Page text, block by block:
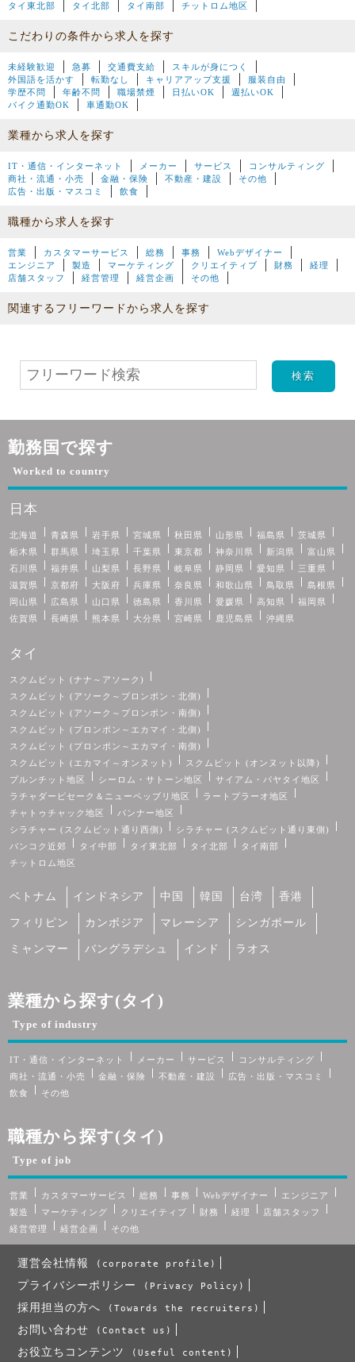
タイ東北部
タイ北部 タイ南部 チットロム地区
こだわりの条件から求人を探す
未経験歓迎 急募 交通費支給
スキルが身につく
外国語を活かす
転勤なし キャリアアップ支援
服装自由
学歴不問
年齢不問 職場禁煙 日払いOK
週払いOK
バイク通勤OK
車通勤OK
業種から求人を探す
IT・通信・インターネット メーカー サービス
コンサルティング
商社・流通・小売
金融・保険 不動産・建設
その他
広告・出版・マスコミ
飲食
職種から求人を探す
営業 カスタマーサービス 総務 事務
Webデザイナー
エンジニア
製造 マーケティング クリエイティブ 財務
経理
店舗スタッフ
経営管理 経営企画 その他
関連するフリーワードから求人を探す
勤務国で探す
Worked to country
日本
北海道 青森県 岩手県 宮城県 秋田県 山形県 福島県
茨城県
栃木県
群馬県 埼玉県 千葉県 東京都 神奈川県 新潟県
富山県
石川県
福井県 山梨県 長野県 岐阜県 静岡県 愛知県
三重県
滋賀県
京都府 大阪府 兵庫県 奈良県 和歌山県 鳥取県
島根県
岡山県
広島県 山口県 徳島県 香川県 愛媛県 高知県
福岡県
佐賀県
長崎県 熊本県 大分県 宮崎県 鹿児島県 沖縄県
タイ
スクムビット (ナナ～アソーク)
スクムビット (アソーク～プロンポン・北側)
スクムビット (アソーク～プロンポン・南側)
スクムビット (プロンポン～エカマイ・北側)
スクムビット (プロンポン～エカマイ・南側)
スクムビット (エカマイ～オンヌット)
スクムビット (オンヌット以降)
プルンチット地区
シーロム・サトーン地区
サイアム・パヤタイ地区
ラチャダーピセーク＆ニューペッブリ地区
ラートプラーオ地区
チャトゥチャック地区
バンナー地区
シラチャー (スクムビット通り西側)
シラチャー (スクムビット通り東側)
バンコク近郊
タイ中部 タイ東北部 タイ北部
タイ南部
チットロム地区
ベトナム インドネシア 中国 韓国 台湾 香港
フィリピン カンボジア マレーシア シンガポール
ミャンマー バングラデシュ インド ラオス
業種から探す(タイ)
Type of industry
IT・通信・インターネット メーカー サービス
コンサルティング
商社・流通・小売
金融・保険 不動産・建設
広告・出版・マスコミ
飲食
その他
職種から探す(タイ)
Type of job
営業 カスタマーサービス 総務 事務 Webデザイナー
エンジニア
製造
マーケティング クリエイティブ 財務 経理
店舗スタッフ
経営管理
経営企画 その他
運営会社情報 (corporate profile)
プライバシーポリシー (Privacy Policy)
採用担当の方へ (Towards the recruiters)
お問い合わせ (Contact us)
お役立ちコンテンツ (Useful content)